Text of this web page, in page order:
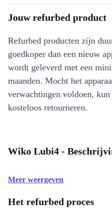
Jouw refurbed product
Refurbed producten zijn
goedkoper dan een nieuw
wordt geleverd met een
maanden. Mocht het
verwachtingen voldoen,
kosteloos retourneren.
Wiko Lubi4 -
Meer weergeven
Het refurbed proces